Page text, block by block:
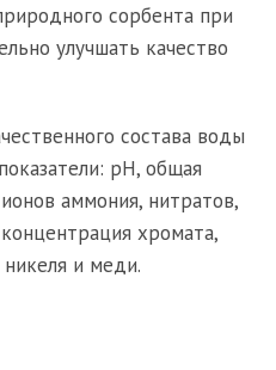
сорбента при
улучшать качество
состава воды
pH, общая
аммония, нитратов,
хромата,
и меди.